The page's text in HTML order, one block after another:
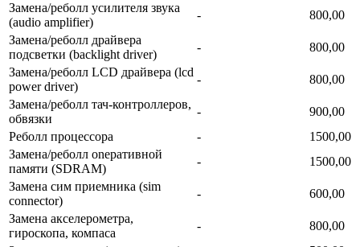
Замена/реболл усилителя звука
(audio amplifier)
-
800,00
Замена/реболл драйвера
подсветки (backlight driver)
-
800,00
Замена/реболл LCD драйвера (lcd
power driver)
-
800,00
Замена/реболл тач-контроллеров,
обвязки
-
900,00
Реболл процессора
-
1500,00
Замена/реболл onepaтивной
памяти (SDRAM)
-
1500,00
Замена сим приемника (sim
connector)
-
600,00
Замена акселерометра,
гироскопа, компаса
-
800,00